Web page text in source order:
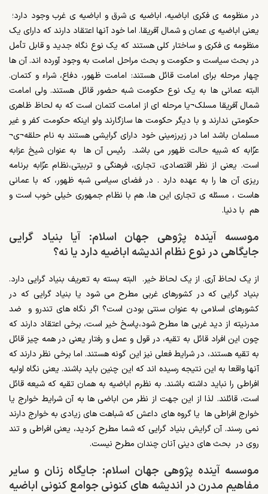
در منظومه ی فکری اباضیه، اباضیه ی شرق و اباضیه ی غرب وجود دارد؛
یعنی اباضیه ی عمان و شمال آفریقا. اما خود آنها اعتقاد دارند که دارای یک
منظومه ی فکری و ساختار کلی هستند که یک نوع نگاه جدید و قابل تأمل
در بحث سیاست و حکومت و بحث مراحل امامت به وجود آورده اند. آن ها
چهار مرحله برای امامت قائل هستند: امامت ظهور، دفاع، شراء و کتمان.
البته عمانی ها به یک نوع حکومت شبه حضور قائل هستند. ولی امامت
شمال آفریقا مسلک¬یا مرحله ای از امامت کتمان است که به لحاظ ظاهری
حکومتی ندارند و با دیگر حکومت ها سازگارند ولو اینکه حکومت کفر و غیر
مسلمان باشد اما در زیرزمینی خود دارای گرایشی هستند به نام حلقه¬ی¬
عزّابه که شبیه حالت ظهور می باشد. رئیس آن ها به عنوان شیخ عزابه
است. یعنی از نظر اقتصادی، تجاری، فرهنگی و تربیتی،نظام عزّابه برنامه
ریزی آن ها را به عهده دارد . در فضای سیاسی شبه ظهور، که با عمانی
هاست ، مسئله ی تجاری این ها، هم با نظام جمهوری خیلی خوب است و
هم با دنیا.
موسسه آینده پژوهی جهان اسلام: آیا بنیاد گرایی
جایگاهی در نوع نظام اندیشه اباضیه دارد یا نه؟
از یک لحاظ آری. از یک لحاظ خیر. البته بسته به تعریف بنیاد گرایی دارد.
بنیاد گرایی که در کشورهای غربی مطرح می شود یا بنیاد گرایی که در
کشورهای اسلامی به عنوان سنتی بودن است؟ اگر نگاه های تندرو و ضد
مدرنیته از دید غربی ها مطرح شود،پاسخ خیر است، برخی اعتقاد دارند که
چون این افراد قائل به تقیه، در قول و عمل و رفتار یعنی در همه چیز قائل
به تقیه هستند، در شرایط فعلی نیز این گونه هستند. اما برخی نظر دارند که
آنها واقعا به این نتیجه رسیده اند که این چنین باید باشند. یعنی نگاه اولیه
افراطی را نباید داشته باشند. به نظرم اباضیه به همان تقیه که شیعه قائل
است، قائلند. لذا از این جهت از نظر من اباضی ها به آن شرایط خوارج یا
خوارج افراطی ها یا گروه های داعش که شباهت های زیادی به خوارج دارند
نمی رسند. آن گرایش بنیاد گرایی که شما مطرح کردید، یعنی افراطی و تند
روی در بحث های دینی آنان چندان مطرح نیست.
موسسه آینده پژوهی جهان اسلام: جایگاه زنان و سایر
مفاهیم مدرن در اندیشه های کنونی جوامع کنونی اباضیه